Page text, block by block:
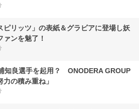
ピリッツ」の表紙＆グラビアに登場し妖
ァンを魅了！
知良選手を起用？ ONODERA GROUP
の積み重ね」